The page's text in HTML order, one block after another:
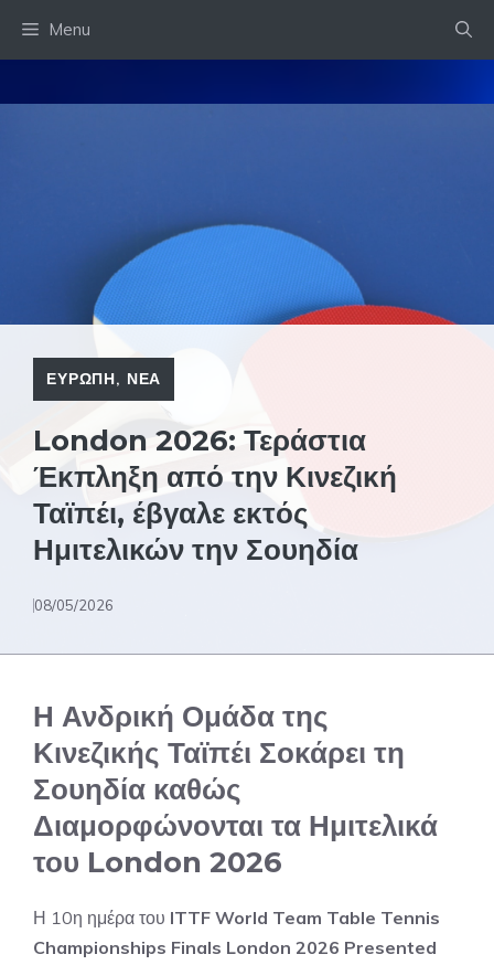
Menu
ΕΥΡΩΠΗ, ΝΕΑ
London 2026: Τεράστια
Έκπληξη από την Κινεζική
Ταϊπέι, έβγαλε εκτός
Ημιτελικών την Σουηδία
08/05/2026
Η Ανδρική Ομάδα της
Κινεζικής Ταϊπέι Σοκάρει τη
Σουηδία καθώς
Διαμορφώνονται τα Ημιτελικά
του London 2026
Η 10η ημέρα του ITTF World Team Table Tennis
Championships Finals London 2026 Presented